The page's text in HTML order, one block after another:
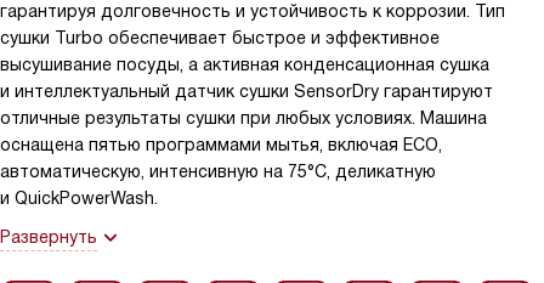
гарантируя долговечность и устойчивость к коррозии. Тип
сушки Turbo обеспечивает быстрое и эффективное
высушивание посуды, а активная конденсационная сушка
и интеллектуальный датчик сушки SensorDry гарантируют
отличные результаты сушки при любых условиях. Машина
оснащена пятью программами мытья, включая ECO,
автоматическую, интенсивную на 75°С, деликатную
и QuickPowerWash.
Развернуть